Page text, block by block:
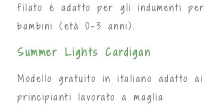
filato è adatto per gli indumenti per
bambini (età 0-3 anni).
Summer Lights Cardigan
Modello gratuito in italiano adatto ai
principianti lavorato a maglia